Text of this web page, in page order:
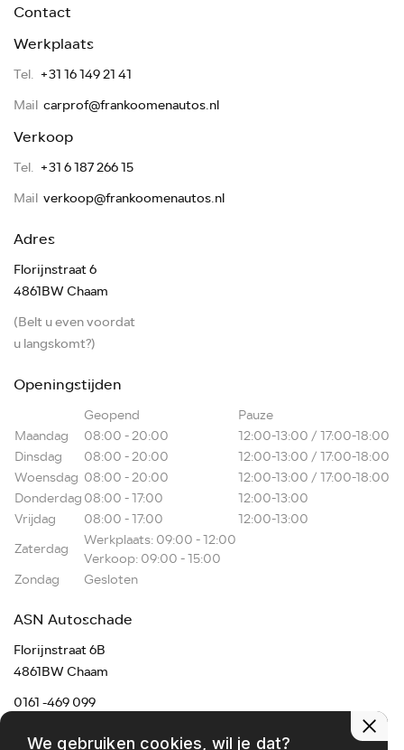
Contact
Werkplaats
Tel. +31 16 149 21 41
Mail carprof@frankoomenautos.nl
Verkoop
Tel. +31 6 187 266 15
Mail verkoop@frankoomenautos.nl
Adres
Florijnstraat 6
4861BW Chaam
(Belt u even voordat
u langskomt?)
Openingstijden
Geopend
Pauze
Maandag
08:00 - 20:00
12:00-13:00 / 17:00-18:00
Dinsdag
08:00 - 20:00
12:00-13:00 / 17:00-18:00
Woensdag 08:00 - 20:00
12:00-13:00 / 17:00-18:00
Donderdag08:00 - 17:00
12:00-13:00
Vrijdag
08:00 - 17:00
12:00-13:00
Zaterdag
Werkplaats: 09:00 - 12:00
Verkoop: 09:00 - 15:00
Zondag
Gesloten
ASN Autoschade
Florijnstraat 6B
4861BW Chaam
0161 -469 099
chaam@asnmail.nl
We gebruiken cookies, wil je dat?